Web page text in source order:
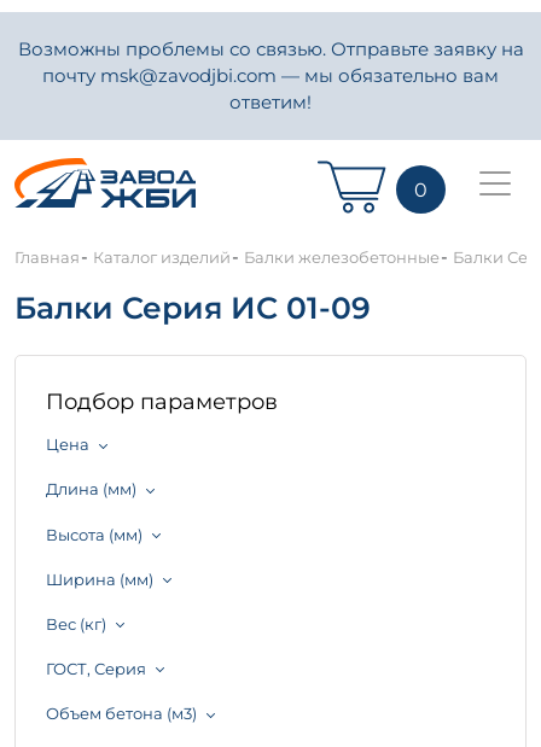
Возможны проблемы со связью. Отправьте заявку на
почту msk@zavodjbi.com — мы обязательно вам
ответим!
0
Главная- Каталог изделий- Балки железобетонные- Балки
Балки Серия ИС 01-09
Подбор параметров
Цена
Длина (мм)
Высота (мм)
Ширина (мм)
Вес (кг)
ГОСТ, Серия
Объем бетона (м3)